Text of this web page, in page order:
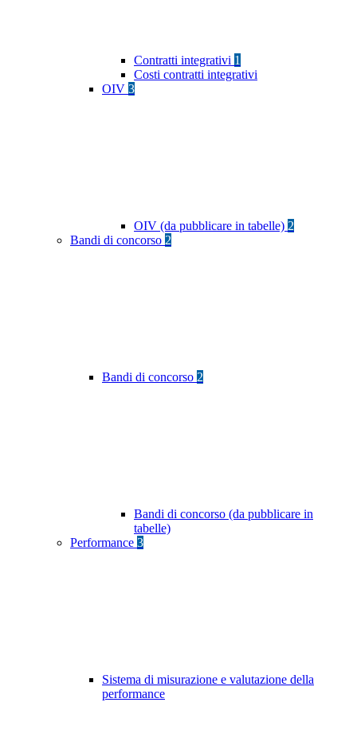
Contratti integrativi 1
Costi contratti integrativi
OIV 3
OIV (da pubblicare in tabelle) 2
Bandi di concorso 2
Bandi di concorso 2
Bandi di concorso (da pubblicare in
tabelle)
Performance 3
Sistema di misurazione e valutazione della
performance